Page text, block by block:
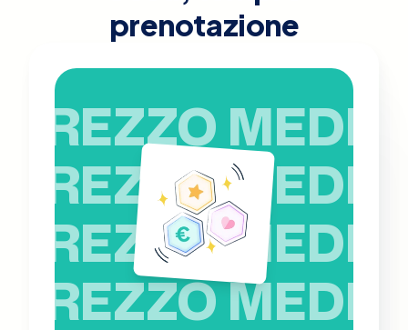
prenotazione
PREZZO MEDIO
PREZZO MEDIO
PREZZO MEDIO
PREZZO MEDIO